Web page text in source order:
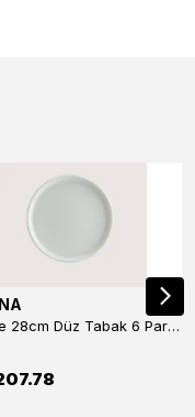
Hygge 28cm Düz Tabak 6 Parça